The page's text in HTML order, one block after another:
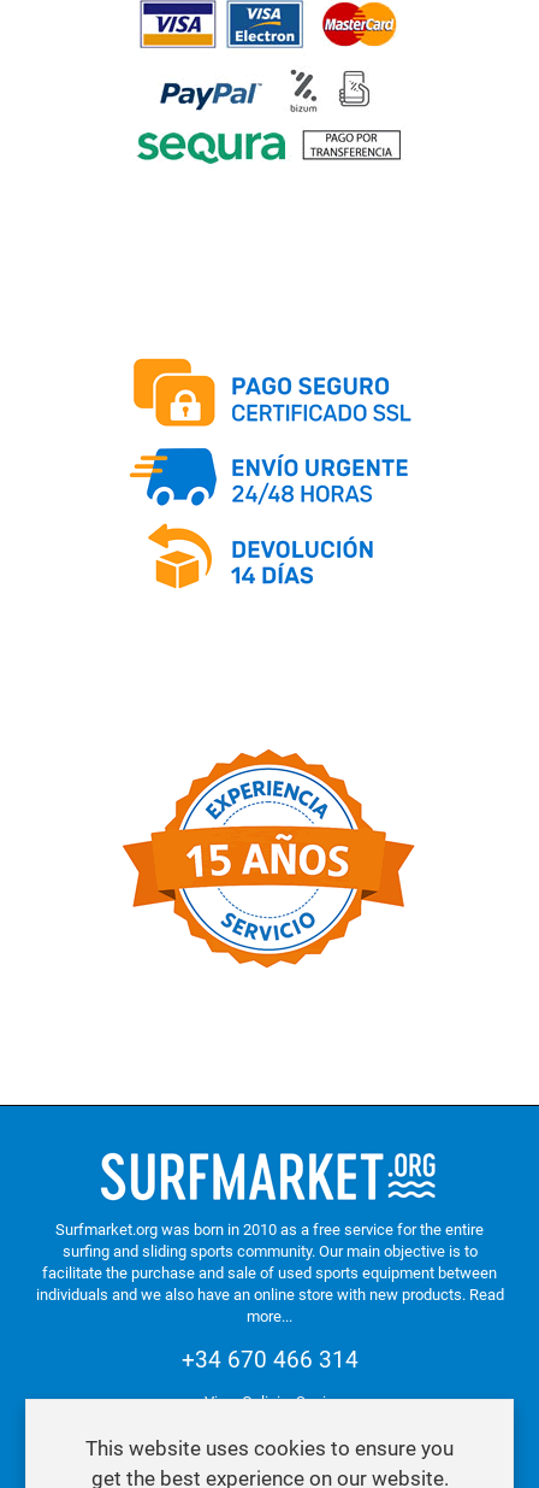
Surfmarket.org was born in 2010 as a free service for the entire
surfing and sliding sports community. Our main objective is to
facilitate the purchase and sale of used sports equipment between
individuals and we also have an online store with new products. Read
more...
+34 670 466 314
Vigo. Galicia. Spain
This website uses cookies to ensure you
get the best experience on our website.